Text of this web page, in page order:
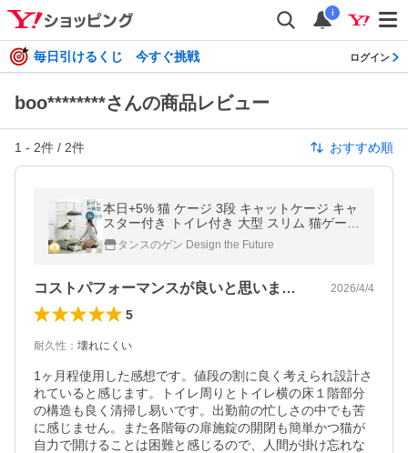
i
毎日引けるくじ 今すぐ挑戦 ログイン
boo********さんの商品レビュー
1 - 2件 / 2件 おすすめ順
本日+5% 猫 ケージ 3段 キャットケージ キャ
スター付き トイレ付き 大型 スリム 猫ゲージ
ワイド キャスター トイレ 猫用ケージ コンパ
クト キャットゲージ
タンスのゲン Design the Future
コストパフォーマンスが良いと思います。 2026/4/4
5
耐久性 ： 壊れにくい
1ヶ月程使用した感想です。値段の割に良く考えられ設計さ
れていると感じます。トイレ周りとトイレ横の床１階部分
の構造も良く清掃し易いです。出勤前の忙しさの中でも苦
に感じません。また各階毎の扉施錠の開閉も簡単かつ猫が
自力で開けることは困難と感じるので、人間が掛け忘れな